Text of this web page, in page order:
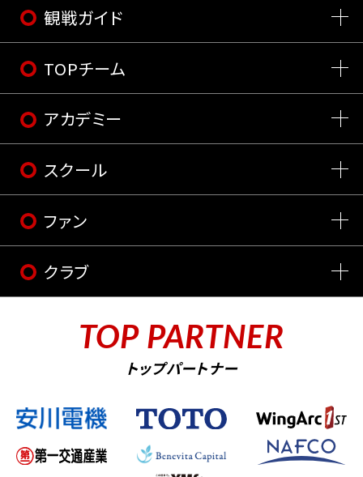
観戦ガイド
TOPチーム
アカデミー
スクール
ファン
クラブ
TOP PARTNER
トップパートナー